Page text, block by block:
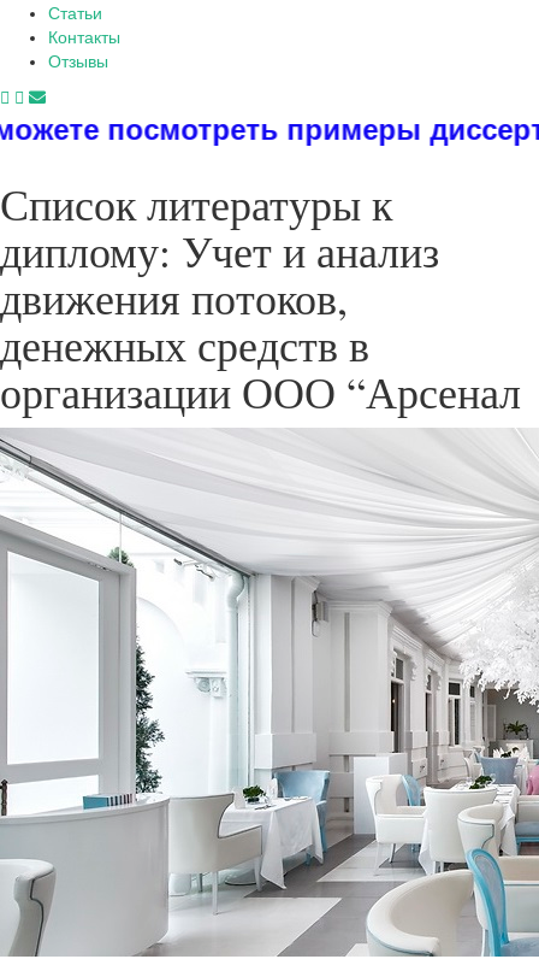
Статьи
Контакты
Отзывы
примеры диссертаций,
Список литературы к
диплому: Учет и анализ
движения потоков,
денежных средств в
организации ООО “Арсенал